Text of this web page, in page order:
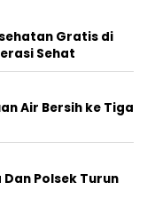
Gratis di
Sehat
Air Bersih ke Tiga
Polsek Turun